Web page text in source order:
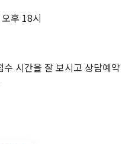
후 18시
시간을 잘 보시고 상담예약